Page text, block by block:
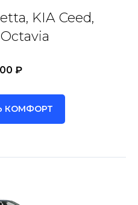
KIA Ceed,
₽
КОМФОРТ